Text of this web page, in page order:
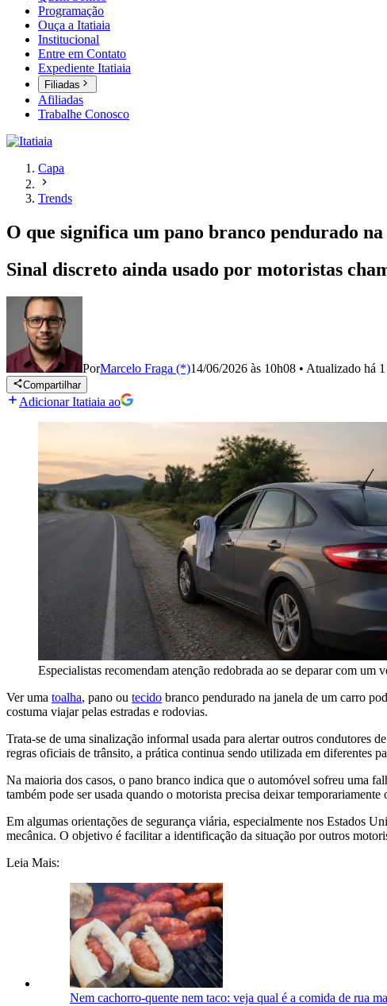
Programação
Ouça a Itatiaia
Institucional
Entre em Contato
Expediente Itatiaia
Filiadas
Afiliadas
Trabalhe Conosco
Capa
Trends
O que significa um pano branco pendurado
Sinal discreto ainda usado por motoristas
PorMarcelo Fraga (*)14/06/2026 às 10h08 • Atualizado há
Compartilhar
Adicionar Itatiaia ao
Especialistas recomendam atenção redobrada ao se deparar com
Ver uma toalha, pano ou tecido branco pendurado na janela de um carro
costuma viajar pelas estradas e rodovias.
Trata-se de uma sinalização informal usada para alertar outros condutores
regras oficiais de trânsito, a prática continua sendo utilizada em diferentes
Na maioria dos casos, o pano branco indica que o automóvel sofreu uma
também pode ser usada quando o motorista precisa deixar
Em algumas orientações de segurança viária, especialmente nos Estados
mecânica. O objetivo é facilitar a identificação da situação por outros
Leia Mais:
Nem cachorro-quente nem taco: veja qual é a comida de rua